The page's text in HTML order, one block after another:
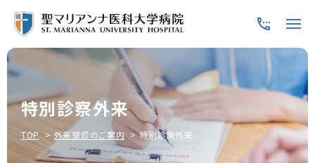
特別診察外来
TOP 外来受診のご案内 特別診察外来